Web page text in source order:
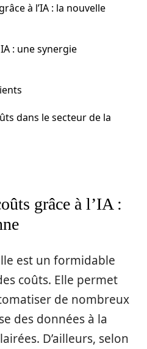
à l’IA : la nouvelle
: une synergie
dans le secteur de la
grâce à l’IA :
est un formidable
coûts. Elle permet
de nombreux
des données à la
D’ailleurs, selon